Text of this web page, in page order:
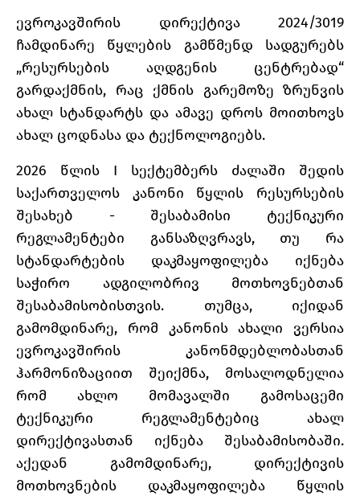
ევროკავშირის დირექტივა 2024/3019
ჩამდინარე წყლების გამწმენდ სადგურებს
„რესურსების აღდგენის ცენტრებად“
გარდაქმნის, რაც ქმნის გარემოზე ზრუნვის
ახალ სტანდარტს და ამავე დროს მოითხოვს
ახალ ცოდნასა და ტექნოლოგიებს.
2026 წლის I სექტემბერს ძალაში შედის
საქართველოს კანონი წყლის რესურსების
შესახებ - შესაბამისი ტექნიკური
რეგლამენტები განსაზღვრავს, თუ რა
სტანდარტების დაკმაყოფილება იქნება
საჭირო ადგილობრივ მოთხოვნებთან
შესაბამისობისთვის. თუმცა, იქიდან
გამომდინარე, რომ კანონის ახალი ვერსია
ევროკავშირის კანონმდებლობასთან
ჰარმონიზაციით შეიქმნა, მოსალოდნელია
რომ ახლო მომავალში გამოსაცემი
ტექნიკური რეგლამენტებიც ახალ
დირექტივასთან იქნება შესაბამისობაში.
აქედან გამომდინარე, დირექტივის
მოთხოვნების დაკმაყოფილება წყლის